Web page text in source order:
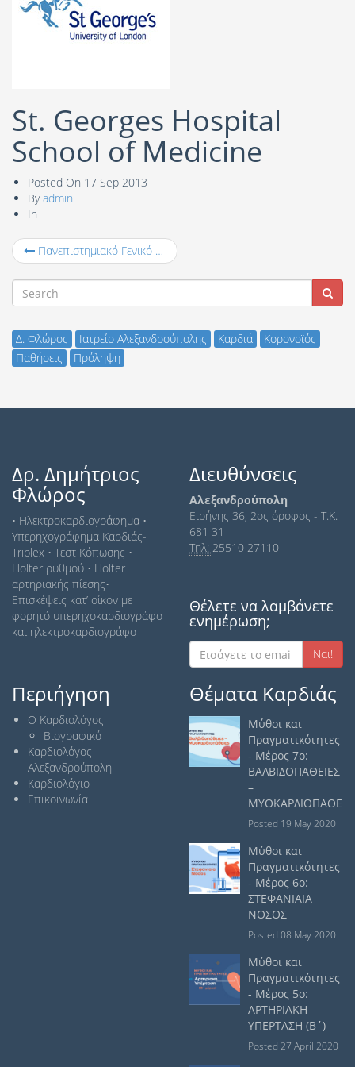
St. Georges Hospital
School of Medicine
Posted On 17 Sep 2013
Byadmin
In
Πανεπιστημιακό Γενικό Νοσοκομείο Αλεξανδρούπολης
Δ. Φλώρος Ιατρείο Αλεξανδρούπολης Καρδιά
Κορονοϊός
Παθήσεις
Πρόληψη
Δρ. Δημήτριος
Φλώρος
• Ηλεκτροκαρδιογράφημα •
Yπερηχογράφημα Kαρδιάς-
Τriplex • Τεστ Κόπωσης •
Holter ρυθμού • Holter
αρτηριακής πίεσης•
Επισκέψεις κατ’ οίκον με
φορητό υπερηχοκαρδιογράφο
και ηλεκτροκαρδιογράφο
Διευθύνσεις
Αλεξανδρούπολη
Ειρήνης 36, 2ος όροφος - Τ.Κ.
681 31
Tηλ: 25510 27110
Θέλετε να λαμβάνετε
ενημέρωση;
Nαι!
Περιήγηση
Ο Καρδιολόγος
Βιογραφικό
Καρδιολόγος
Αλεξανδρούπολη
Καρδιολόγιο
Επικοινωνία
Θέματα Καρδιάς
Μύθοι και
Πραγματικότητες
- Μέρος 7ο:
ΒΑΛΒΙΔΟΠΑΘΕΙΕΣ
–
Posted 19 May 2020
Μύθοι και
Πραγματικότητες
- Μέρος 6ο:
ΣΤΕΦΑΝΙΑΙΑ
ΝΟΣΟΣ
Posted 08 May 2020
Μύθοι και
Πραγματικότητες
- Μέρος 5ο:
ΑΡΤΗΡΙΑΚΗ
ΥΠΕΡΤΑΣΗ (Β΄)
Posted 27 April 2020